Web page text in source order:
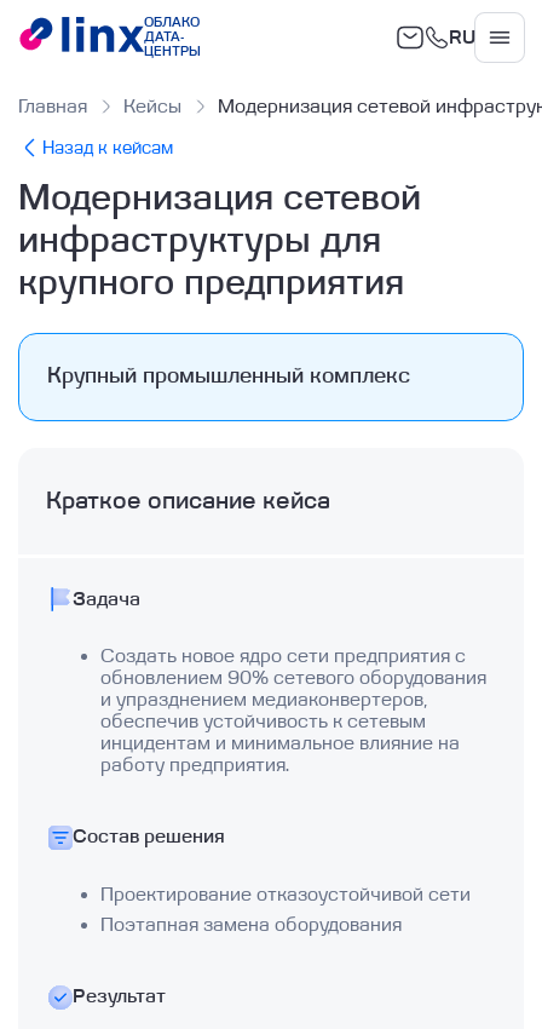
ОБЛАКО
ДАТА-
ЦЕНТРЫ
RU
Облако
Главная Кейсы Модернизация сетевой
Назад к кейсам
Модернизация сетевой
инфраструктуры для
крупного предприятия
Крупный промышленный комплекс
Краткое описание кейса
Задача
Создать новое ядро сети предприятия с
обновлением 90% сетевого оборудования
и упразднением медиаконвертеров,
обеспечив устойчивость к сетевым
инцидентам и минимальное влияние на
работу предприятия.
Состав решения
Проектирование отказоустойчивой сети
Поэтапная замена оборудования
Результат